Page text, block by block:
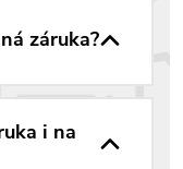
záruka?
i na